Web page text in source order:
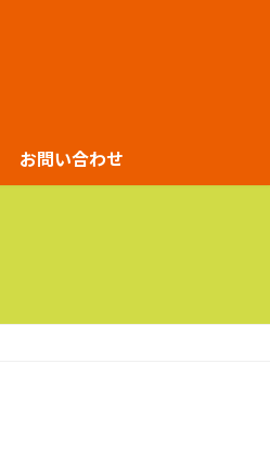
お問い合わせ